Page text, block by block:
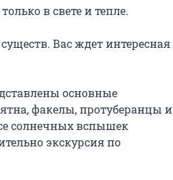
в свете и тепле.
Вас ждет интересная
основные
факелы, протуберанцы и
солнечных вспышек
экскурсия по